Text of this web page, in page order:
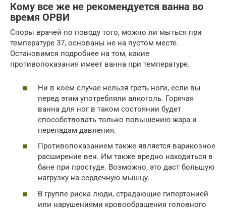
Кому все же не рекомендуется ванна во
время ОРВИ
Споры врачей по поводу того, можно ли мыться при
температуре 37, основаны не на пустом месте.
Остановимся подробнее на том, какие
противопоказания имеет ванна при температуре.
Ни в коем случае нельзя греть ноги, если вы
перед этим употребляли алкоголь. Горячая
ванна для ног в таком состоянии будет
способствовать только повышению жара и
перепадам давления.
Противопоказанием также является варикозное
расширение вен. Им также вредно находиться в
бане при простуде. Возможно, это даст большую
нагрузку на сердечную мышцу.
В группе риска люди, страдающие гипертонией
или нарушениями кровообращения головного